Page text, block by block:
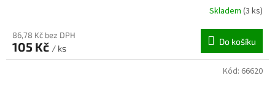
Skladem (3 ks)
86,78 Kč bez DPH
105 Kč / ks
Do košíku
Kód: 66620